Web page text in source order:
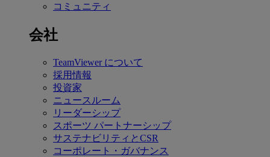
コミュニティ
会社
TeamViewer について
採用情報
投資家
ニュースルーム
リーダーシップ
スポーツ パートナーシップ
サステナビリティとCSR
コーポレート・ガバナンス